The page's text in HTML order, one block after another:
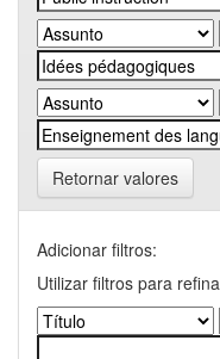
Retornar valores
Adicionar filtros:
Utilizar filtros para